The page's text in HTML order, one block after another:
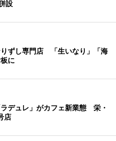
設
ずし専門店 「生いなり」「海
に
デュレ」がカフェ新業態 栄・
店